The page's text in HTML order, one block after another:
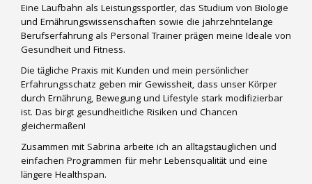
Eine Laufbahn als Leistungssportler, das Studium von Biologie
und Ernährungswissenschaften sowie die jahrzehntelange
Berufserfahrung als Personal Trainer prägen meine Ideale von
Gesundheit und Fitness.
Die tägliche Praxis mit Kunden und mein persönlicher
Erfahrungsschatz geben mir Gewissheit, dass unser Körper
durch Ernährung, Bewegung und Lifestyle stark modifizierbar
ist. Das birgt gesundheitliche Risiken und Chancen
gleichermaßen!
Zusammen mit Sabrina arbeite ich an alltagstauglichen und
einfachen Programmen für mehr Lebensqualität und eine
längere Healthspan.